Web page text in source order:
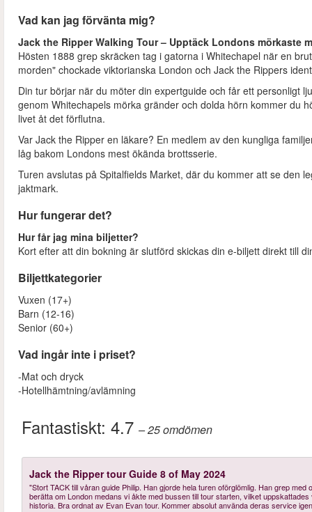
Vad kan jag förvänta mig?
Jack the Ripper Walking Tour – Upptäck Londons mörkaste
Hösten 1888 grep skräcken tag i gatorna i Whitechapel när en
morden" chockade viktorianska London och Jack the Rippers
Din tur börjar när du möter din expertguide och får ett personligt
genom Whitechapels mörka gränder och dolda hörn kommer du
livet åt det förflutna.
Var Jack the Ripper en läkare? En medlem av den kungliga
låg bakom Londons mest ökända brottsserie.
Turen avslutas på Spitalfields Market, där du kommer att se den
jaktmark.
Hur fungerar det?
Hur får jag mina biljetter?
Kort efter att din bokning är slutförd skickas din e-biljett direkt till
Biljettkategorier
Vuxen (17+)
Barn (12-16)
Senior (60+)
Vad ingår inte i priset?
-Mat och dryck
-Hotellhämtning/avlämning
Fantastiskt: 4.7 – 25omdömen
Jack the Ripper tour Guide 8 of May 2024
"Stort TACK till våran guide Philip. Han gjorde hela turen oförglömlig. Han grep
berätta om London medans vi åkte med bussen till tour starten, vilket
historia. Bra ordnat av Evan Evan tour. Kommer absolut använda deras service